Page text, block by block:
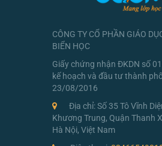
CÔNG TY CỔ PHẦN GIÁO
BIỂN HỌC
Giấy chứng nhận ĐKDN số
kế hoạch và đầu tư thành
23/08/2016
Địa chỉ: Số 35 Tô Vĩnh
Khương Trung, Quận Thanh
Hà Nội, Việt Nam